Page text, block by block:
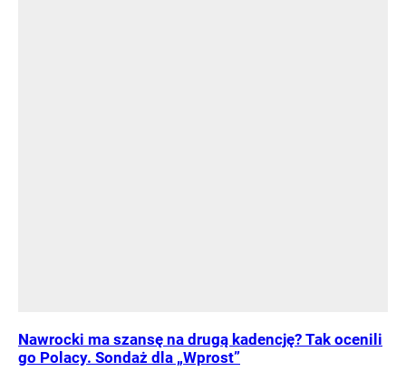
Nawrocki ma szansę na drugą kadencję? Tak ocenili
go Polacy. Sondaż dla „Wprost”